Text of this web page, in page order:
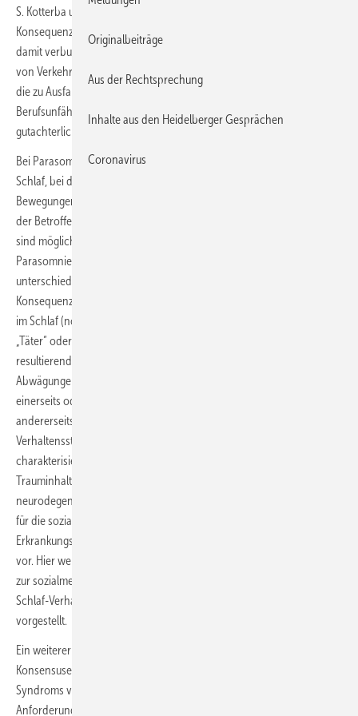
S. Kotterba und A. Heidbreder beschreiben die sozialmedizinischen
Konsequenzen der Hypersomnie. Übermäßige Tagesschläfrigkeit und
damit verbundene Aufmerksamkeitsdeﬁzite sind häuﬁge Ursachen
von Verkehrsunfällen. Ebenfalls entstehen Probleme am Arbeitsplatz,
die zu Ausfall am Arbeitsplatz, aber auch dauerhafter
Berufsunfähigkeiten führen können. Hierzu bedarf es zunehmend
gutachterlicher Stellungnahmen.
Bei Parasomnien handelt es sich um besondere Vorkommnisse im
Schlaf, bei denen es zu unbewussten komplexen Handlungen kommt.
Bewegungen im Rahmen von Parasomnien können zu Verletzungen
der Betroffenen und der Bettpartner führen, auch sexuelle Übergriffe
sind möglich. Hierbei wird zwischen sogenannten non-REM-
Parasomnien und REM-Schlaf bezogenen Parasomnien
unterschieden. In dem Beitrag von B. Voges geht es um rechtliche
Konsequenzen von durch komplexe bewusstseinsferne Handlungen
im Schlaf (non-REM-Parasomnien) entstandenen Schädigungen von
„Täter“ oder Bettpartner. Hieraus ergibt sich ein möglicherweise
resultierender Bedarf an juristischen und gutachterlichen
Abwägungen zwischen unbewusstem Handeln mit Schuldunfähigkeit
einerseits oder Willkürtat mit nachgeschobener Schutzbehauptung
andererseits. S. Rupprecht widmet sich der REM-Schlaf-
Verhaltensstörung als eine seltene neurologische Erkrankung,
charakterisiert durch das gewaltsam-aggressive Ausagieren von
Trauminhalten. Sie ist häufig das Erstsymptom einer
neurodegenerativen Erkrankung mit entsprechenden Implikationen
für die sozialmedizinische Beurteilung. Aufgrund der Seltenheit des
Erkrankungsbildes liegen bisher keine gutachterlichen Empfehlungen
vor. Hier werden erstmals allgemeine und spezifische Empfehlungen
zur sozialmedizinischen und forensischen Beurteilung der REM-
Schlaf-Verhaltensstörung im Rahmen gutachterlicher Verfahren
vorgestellt.
Ein weiterer Beitrag von S. Happe et al. stellt eine
Konsensusempfehlung der Begutachtung des Restless-Legs-
Syndroms vor. Dieses stellt eine zunehmende sozialmedizinische
Anforderung an den Neurologen dar. In dieser Empfehlung wird
Originalbeiträge
Aus der Rechtsprechung
Inhalte aus den Heidelberger Gesprächen
Coronavirus